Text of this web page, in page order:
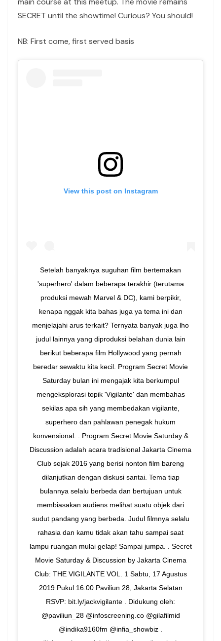
SECRET until the showtime! Curious? You should!
NB: First come, first served basis
View this post on Instagram
Setelah banyaknya suguhan film bertemakan
'superhero' dalam beberapa terakhir (terutama
produksi mewah Marvel & DC), kami berpikir,
kenapa nggak kita bahas juga ya tema ini dan
menjelajahi arus terkait? Ternyata banyak juga lho
judul lainnya yang diproduksi belahan dunia lain
berikut beberapa film Hollywood yang pernah
beredar sewaktu kita kecil. Program Secret Movie
Saturday bulan ini mengajak kita berkumpul
mengeksplorasi topik 'Vigilante' dan membahas
sekilas apa sih yang membedakan vigilante,
superhero dan pahlawan penegak hukum
konvensional. . Program Secret Movie Saturday &
Discussion adalah acara tradisional Jakarta Cinema
Club sejak 2016 yang berisi nonton film bareng
dilanjutkan dengan diskusi santai. Tema tiap
bulannya selalu berbeda dan bertujuan untuk
membiasakan audiens melihat suatu objek dari
sudut pandang yang berbeda. Judul filmnya selalu
rahasia dan kamu tidak akan tahu sampai saat
lampu ruangan mulai gelap! Sampai jumpa. . Secret
Movie Saturday & Discussion by Jakarta Cinema
Club: THE VIGILANTE VOL. 1 Sabtu, 17 Agustus
2019 Pukul 16:00 Paviliun 28, Jakarta Selatan
RSVP: bit.ly/jackvigilante . Didukung oleh:
@paviliun_28 @infoscreening.co @gilafilmid
@indika9160fm @infia_showbiz .